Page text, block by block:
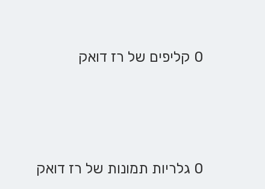
0 קליפים של רז דואק
0 גלריות תמונות של רז דואק